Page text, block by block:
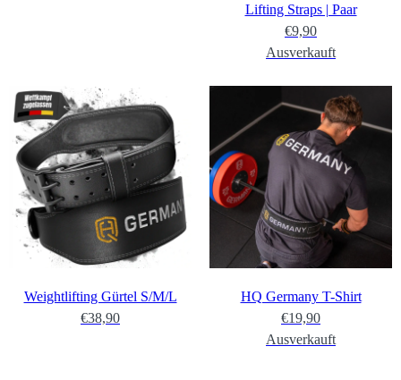
Lifting Straps | Paar
€9,90
Ausverkauft
Weightlifting Gürtel S/M/L
€38,90
HQ Germany T-Shirt
€19,90
Ausverkauft